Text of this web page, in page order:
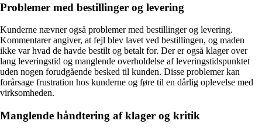
Problemer med bestillinger og levering
Kunderne nævner også problemer med bestillinger og levering.
Kommentarer angiver, at fejl blev lavet ved bestillingen, og maden
ikke var hvad de havde bestilt og betalt for. Der er også klager over
lang leveringstid og manglende overholdelse af leveringstidspunktet
uden nogen forudgående besked til kunden. Disse problemer kan
forårsage frustration hos kunderne og føre til en dårlig oplevelse med
virksomheden.
Manglende håndtering af klager og kritik